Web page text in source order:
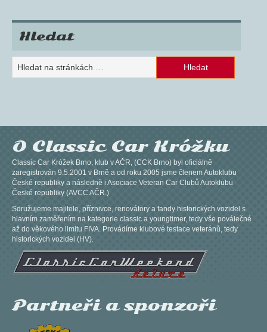
Hledat
O Classic Car Króžku
Classic Car Króžek Brno, klub v AČR, (CCK Brno) byl oficiálně
zaregistrován 9.5.2001 v Brně a od roku 2005 jsme členem Autoklubu
České republiky a následně i Asociace Veteran Car Clubů Autoklubu
České republiky (AVCC AČR.)
Sdružujeme majitele, příznivce, renovátory a fandy historických vozidel s
hlavním zaměřením na kategorie classic a youngtimer, tedy vše poválečné
až do věkového limitu FIVA. Provádíme klubové testace veteránů, tedy
historických vozidel (HV).
Partneři a sponzoři